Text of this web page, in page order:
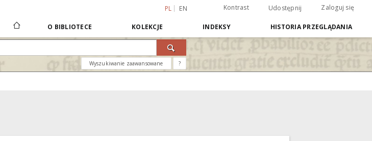
PL EN Kontrast Udostępnij Zaloguj się
O BIBLIOTECE KOLEKCJE INDEKSY HISTORIA PRZEGLĄDANIA
Wyszukiwanie zaawansowane ?